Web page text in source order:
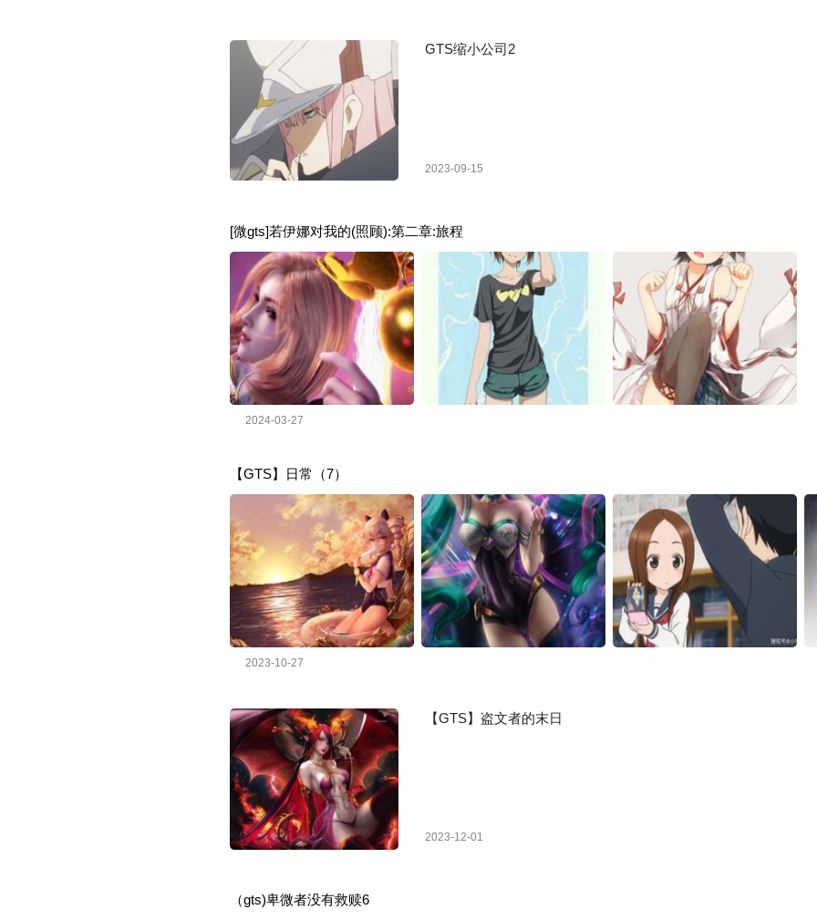
GTS缩小公司2
2023-09-15
[微gts]若伊娜对我的(照顾):第二章:旅程
2024-03-27
【GTS】日常（7）
2023-10-27
【GTS】盗文者的末日
2023-12-01
（gts)卑微者没有救赎6